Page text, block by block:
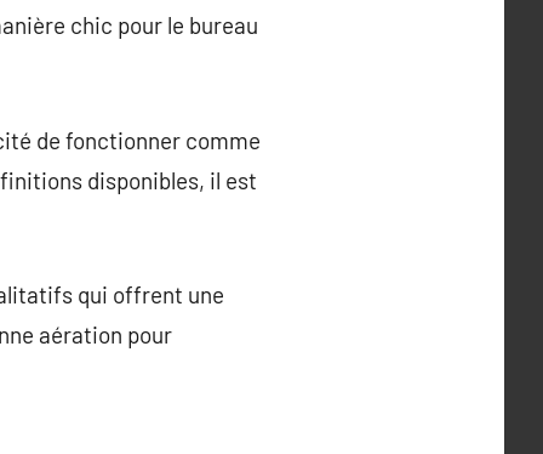
chic pour le bureau
de fonctionner comme
disponibles, il est
qui offrent une
aération pour